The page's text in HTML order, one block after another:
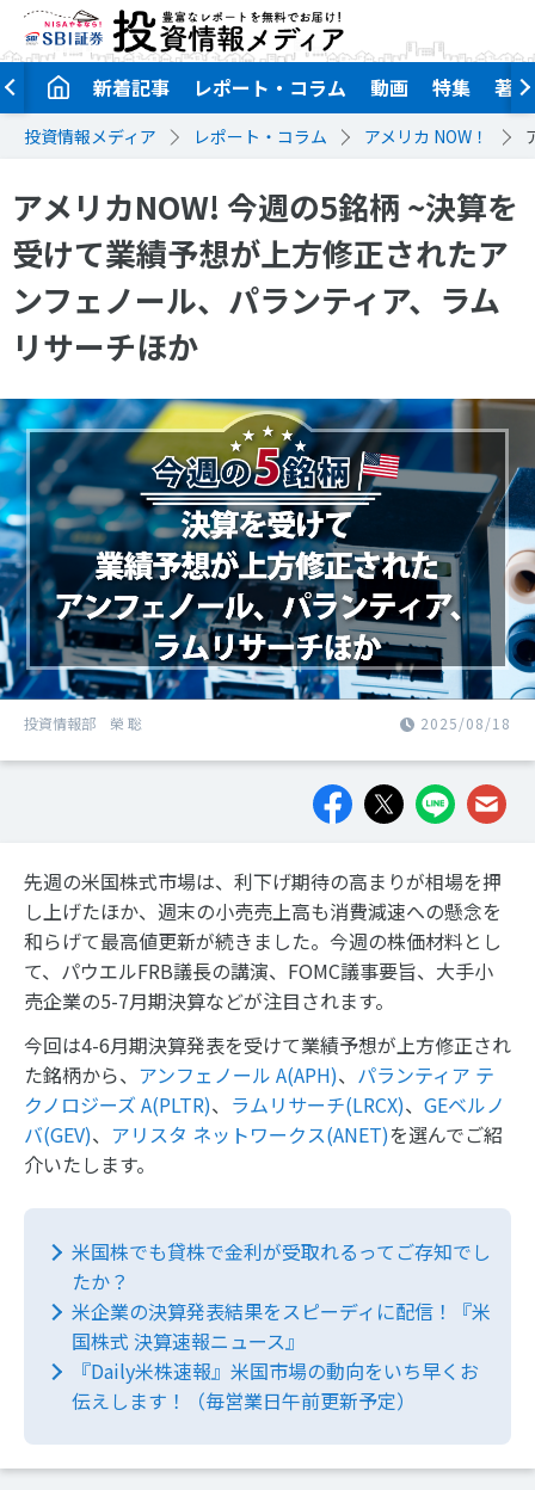
新着記事 レポート・コラム 動画 特集 著者
投資情報メディア レポート・コラム アメリカ NOW！
アメリカNOW! 今週の5銘柄 ~決算を
受けて業績予想が上方修正されたア
ンフェノール、パランティア、ラム
リサーチほか
投資情報部 榮 聡 2025/08/18
先週の米国株式市場は、利下げ期待の高まりが相場を押
し上げたほか、週末の小売売上高も消費減速への懸念を
和らげて最高値更新が続きました。今週の株価材料とし
て、パウエルFRB議長の講演、FOMC議事要旨、大手小
売企業の5-7月期決算などが注目されます。
今回は4-6月期決算発表を受けて業績予想が上方修正され
た銘柄から、 アンフェノール A(APH)、 パランティア テ
クノロジーズ A(PLTR)、 ラムリサーチ(LRCX)、 GEベルノ
バ(GEV)、 アリスタ ネットワークス(ANET)を選んでご紹
介いたします。
米国株でも貸株で金利が受取れるってご存知でし
たか？
米企業の決算発表結果をスピーディに配信！『米
国株式 決算速報ニュース』
『Daily米株速報』米国市場の動向をいち早くお
伝えします！（毎営業日午前更新予定）